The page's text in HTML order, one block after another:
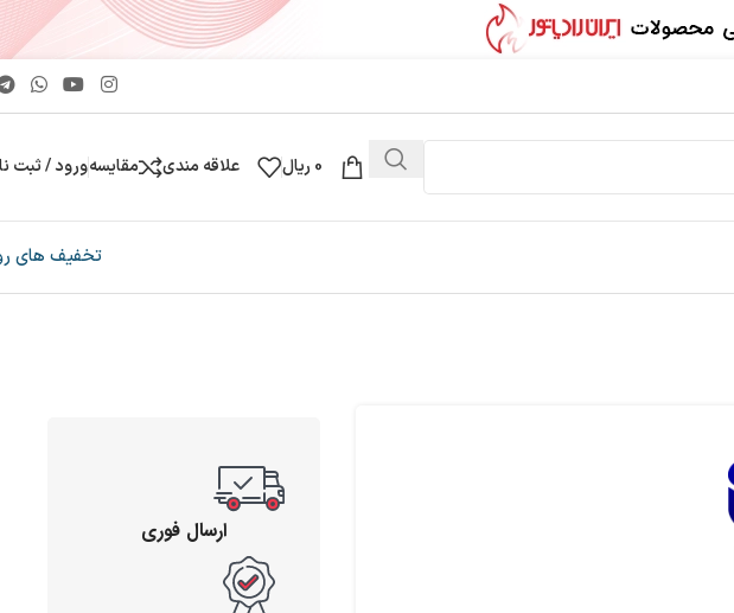
0 ریال علاقه مندی مقایسهورود / ثبت
تخفیف های
ارسال فوری